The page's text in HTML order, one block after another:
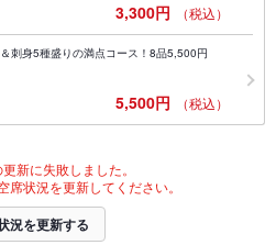
3,300円 （税込）
刺身5種盛りの満点コース！8品5,500円
5,500円 （税込）
新に失敗しました。
席状況を更新してください。
況を更新する